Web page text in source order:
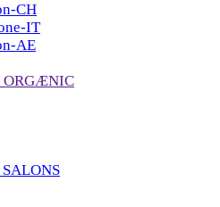
CH
IT
AE
ORGÆNIC